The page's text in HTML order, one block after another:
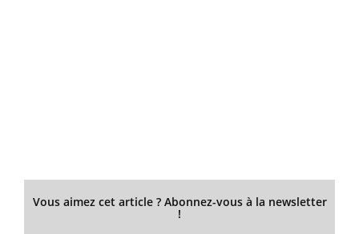
Vous aimez cet article ? Abonnez-vous à la newsletter
!